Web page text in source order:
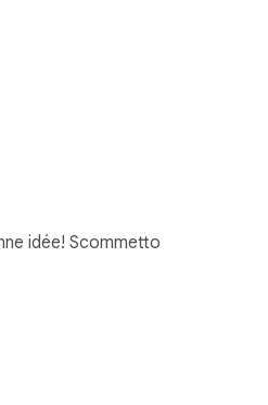
idée! Scommetto